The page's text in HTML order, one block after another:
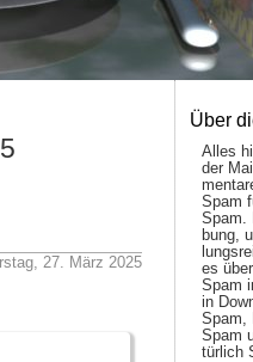
27. März 2025
Über
Alles
der
Spam
Spam.
bung,
es
Spam
in
Spam,
Spam
tür­lich